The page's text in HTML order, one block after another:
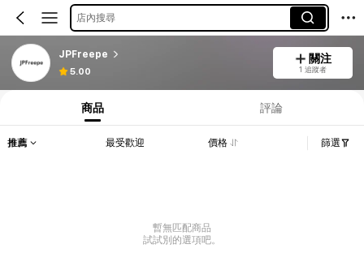
店內搜尋
JPFreepe
5.00
關注
1 追蹤者
商品 評論
推薦 最受歡迎 價格 篩選
暫無匹配商品
試試別的選項吧。